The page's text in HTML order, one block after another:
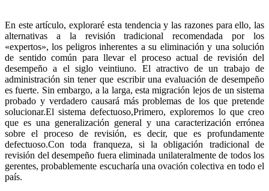
En este artículo, exploraré esta tendencia y las razones para ello, las
alternativas a la revisión tradicional recomendada por los
«expertos», los peligros inherentes a su eliminación y una solución
de sentido común para llevar el proceso actual de revisión del
desempeño a el siglo veintiuno. El atractivo de un trabajo de
administración sin tener que escribir una evaluación de desempeño
es fuerte. Sin embargo, a la larga, esta migración lejos de un sistema
probado y verdadero causará más problemas de los que pretende
solucionar.El sistema defectuoso,Primero, exploremos lo que creo
que es una generalización general y una caracterización errónea
sobre el proceso de revisión, es decir, que es profundamente
defectuoso.Con toda franqueza, si la obligación tradicional de
revisión del desempeño fuera eliminada unilateralmente de todos los
gerentes, probablemente escucharía una ovación colectiva en todo el
país.